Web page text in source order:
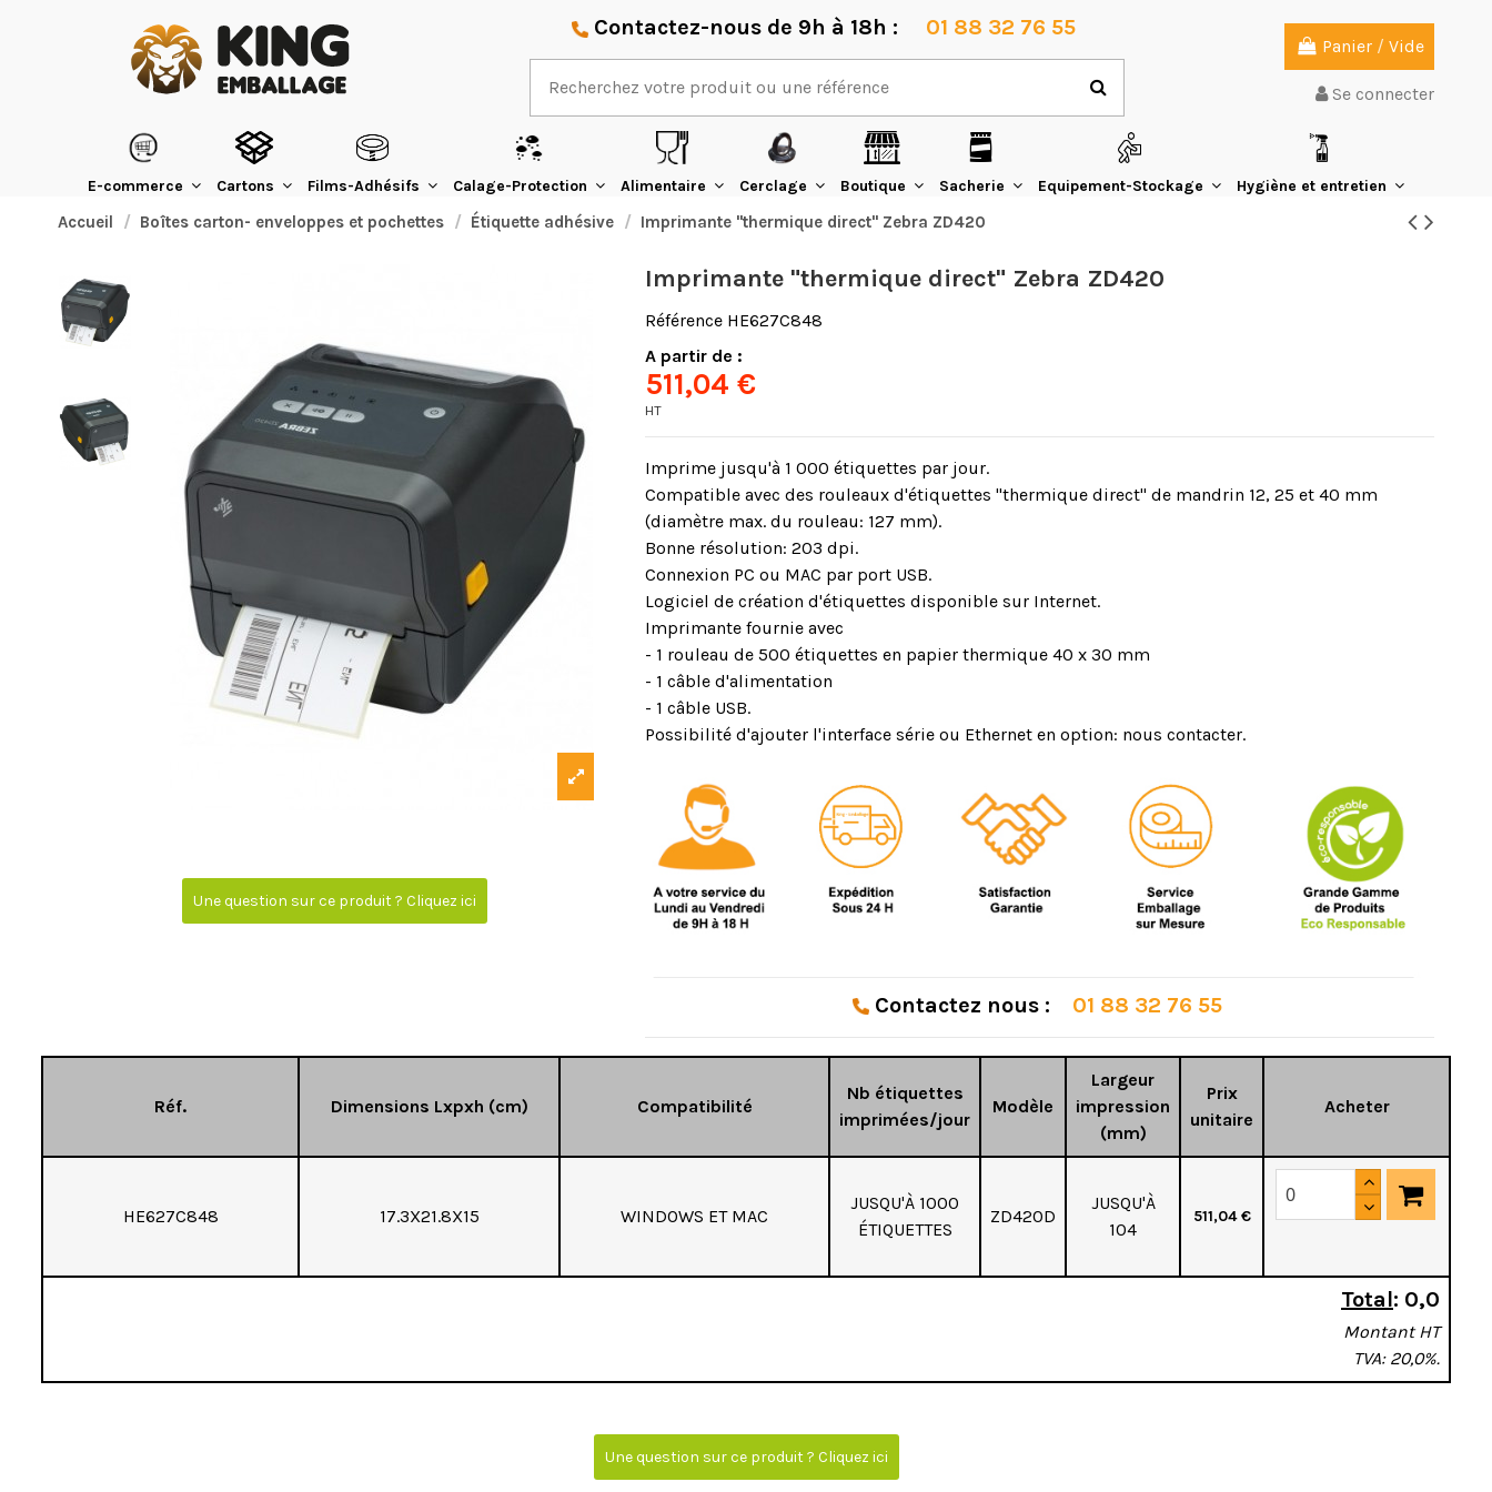
Contactez-nous de 9h à 18h : 01 88 32 76 55
Panier / Vide
Se connecter
E-commerce Cartons Films-Adhésifs Calage-Protection Alimentaire Cerclage Boutique Sacherie Equipement-Stockage Hygiène et entretien
Accueil Boîtes carton- enveloppes et pochettes Étiquette adhésive Imprimante "thermique direct" Zebra ZD420
Une question sur ce produit ? Cliquez ici
Imprimante "thermique direct" Zebra ZD420
Référence HE627C848
A partir de :
511,04 €
HT
Imprime jusqu'à 1 000 étiquettes par jour.
Compatible avec des rouleaux d'étiquettes "thermique direct" de mandrin 12, 25 et 40 mm
(diamètre max. du rouleau: 127 mm).
Bonne résolution: 203 dpi.
Connexion PC ou MAC par port USB.
Logiciel de création d'étiquettes disponible sur Internet.
Imprimante fournie avec
- 1 rouleau de 500 étiquettes en papier thermique 40 x 30 mm
- 1 câble d'alimentation
- 1 câble USB.
Possibilité d'ajouter l'interface série ou Ethernet en option: nous contacter.
Contactez nous : 01 88 32 76 55
Réf. Dimensions Lxpxh (cm) Compatibilité
Nb étiquettes
imprimées/jour
Modèle
Largeur
impression
(mm)
Prix
unitaire
Acheter
HE627C848 17.3X21.8X15 WINDOWS ET MAC
JUSQU'À 1000
ÉTIQUETTES
ZD420D
JUSQU'À
104
511,04 €
Total: 0,0
Montant HT
TVA: 20,0%.
Une question sur ce produit ? Cliquez ici